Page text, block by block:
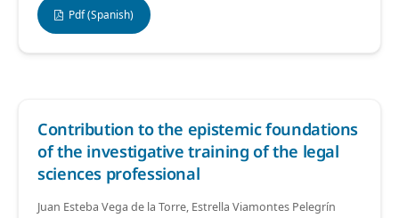
Pdf (Spanish)
Contribution to the epistemic foundations
of the investigative training of the legal
sciences professional
Juan Esteba Vega de la Torre, Estrella Viamontes Pelegrín